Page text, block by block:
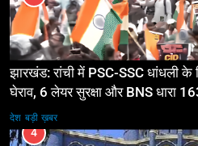
झारखंड: रांची में PSC-SSC धांधली के
घेराव, 6 लेयर सुरक्षा और BNS धारा
देश बड़ी ख़बर
4